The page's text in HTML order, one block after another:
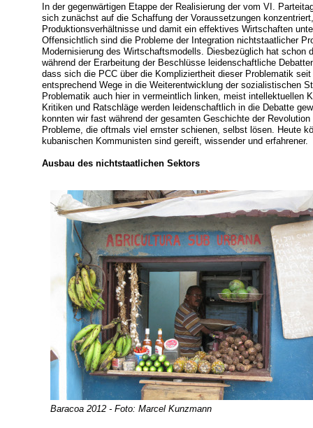
In der gegenwärtigen Etappe der Realisierung der vom VI.
sich zunächst auf die Schaffung der Voraussetzungen
Produktionsverhältnisse und damit ein effektives Wirtschaften
Offensichtlich sind die Probleme der Integration nichtstaatlicher
Modernisierung des Wirtschaftsmodells. Diesbezüglich hat schon
während der Erarbeitung der Beschlüsse leidenschaftliche
dass sich die PCC über die Kompliziertheit dieser Problematik
entsprechend Wege in die Weiterentwicklung der sozialistischen
Problematik auch hier in vermeintlich linken, meist intellektuellen
Kritiken und Ratschläge werden leidenschaftlich in die Debatte
konnten wir fast während der gesamten Geschichte der
Probleme, die oftmals viel ernster schienen, selbst lösen. Heute
kubanischen Kommunisten sind gereift, wissender und erfahrener.
Ausbau des nichtstaatlichen Sektors
Baracoa 2012 - Foto: Marcel Kunzmann